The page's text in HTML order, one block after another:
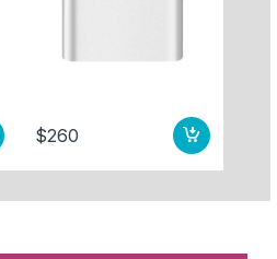
$260